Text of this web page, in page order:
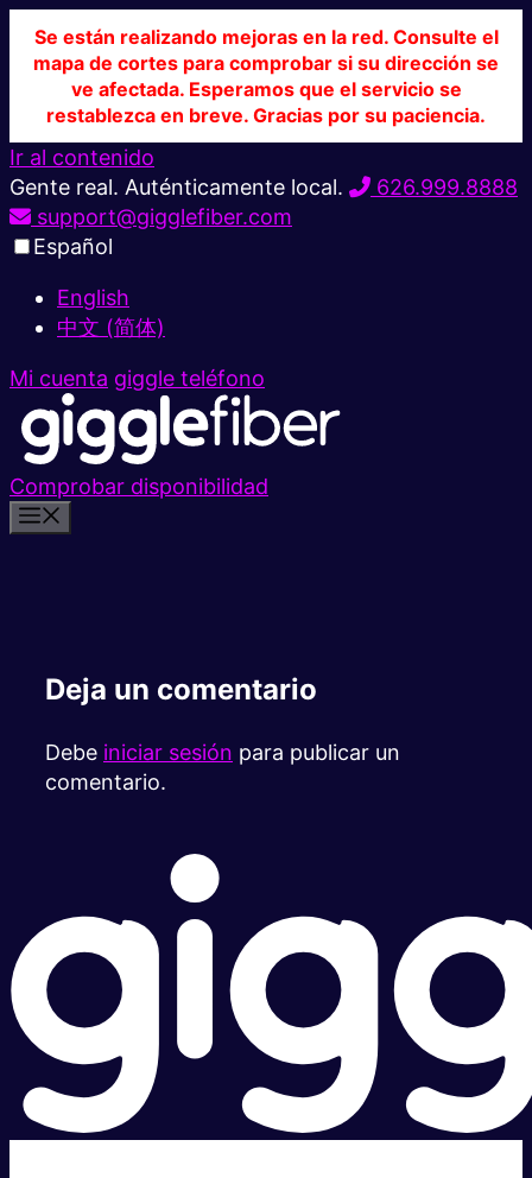
Se están realizando mejoras en la red. Consulte el
mapa de cortes para comprobar si su dirección se
ve afectada. Esperamos que el servicio se
restablezca en breve. Gracias por su paciencia.
Ir al contenido
Gente real. Auténticamente local.
626.999.8888
support@gigglefiber.com
Español
English
中文 (简体)
Mi cuenta giggle teléfono
Comprobar disponibilidad
Deja un comentario
Debe iniciar sesión para publicar un
comentario.